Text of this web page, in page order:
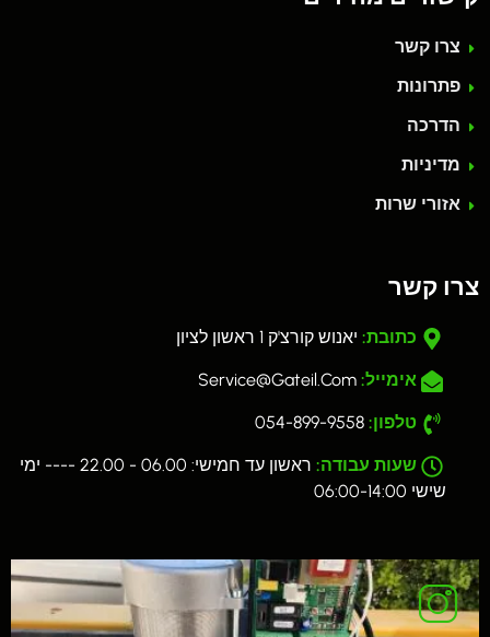
צרו קשר
פתרונות
הדרכה
מדיניות
אזורי שרות
צרו קשר
כתובת: יאנוש קורצ'ק 1 ראשון לציון
אימייל:
טלפון:
שעות עבודה:
ראשון עד חמישי: 06.00 - 22.00 ---- ימי
שישי 06:00-14:00